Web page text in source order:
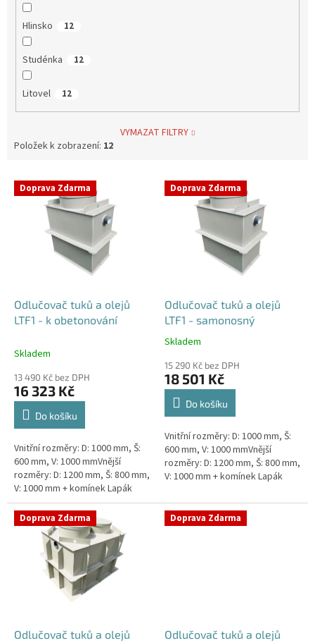
Hlinsko 12
Studénka 12
Litovel 12
VYMAZAT FILTRY
Položek k zobrazení: 12
V Doprava Zdarma
Odlučovač tuků a olejů
LTF1 - k obetonování
Skladem
13 490 Kč bez DPH
16 323 Kč
Do košíku
Vnitřní rozměry: D: 1000 mm, Š:
600 mm, V: 1000 mmVnější
rozměry: D: 1200 mm, Š: 800 mm,
V: 1000 mm + komínek Lapák
tuků do 1l/s nebo 100 jídel
denně Průměr a umístění...
Doprava Zdarma
Odlučovač tuků a olejů
LTF1 - samonosný
Průměrné
produktu
je
4,5
hvězdiček.
Skladem
15 290 Kč bez DPH
18 501 Kč
Do košíku
Vnitřní rozměry: D: 1000 mm, Š:
600 mm, V: 1000 mmVnější
rozměry: D: 1200 mm, Š: 800 mm,
V: 1000 mm + komínek Lapák
denně Průměr a umístění...
Doprava Zdarma
Odlučovač tuků a olejů
Doprava Zdarma
Odlučovač tuků a olejů